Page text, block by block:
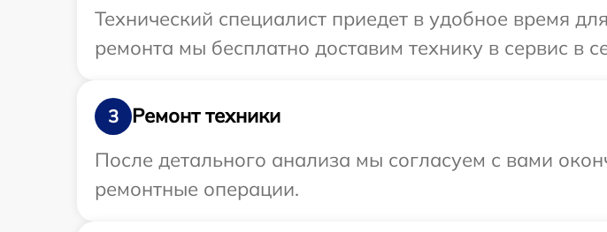
Технический специалист приедет в удобное время
ремонта мы бесплатно доставим технику в сервис в
3
Ремонт техники
После детального анализа мы согласуем с вами
ремонтные операции.